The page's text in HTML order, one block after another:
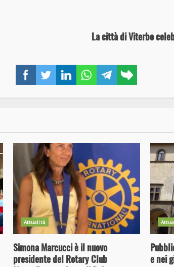
FacebookTwitterLinkedInWhatsAppTelegram
link
La città di Viterbo
Attualità
Simona Marcucci è il nuovo
presidente del Rotary Club
e nei